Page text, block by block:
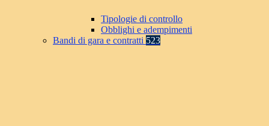
Tipologie di controllo
Obblighi e adempimenti
Bandi di gara e contratti 523